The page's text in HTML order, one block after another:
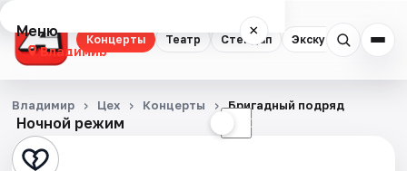
Концерты Театр Стендап Экскурсии
Меню ×
Владимир
Концерты
Театр
Ночной режим ☾
Владимир Цех Концерты Бригадный подряд